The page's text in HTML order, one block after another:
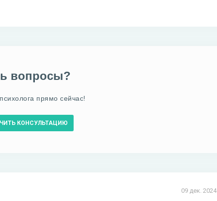
вопросы?
прямо сейчас!
КОНСУЛЬТАЦИЮ
09 дек. 2024